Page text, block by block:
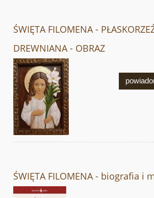
ŚWIĘTA FILOMENA -
DREWNIANA - OBRAZ
ŚWIĘTA FILOMENA - biografia i